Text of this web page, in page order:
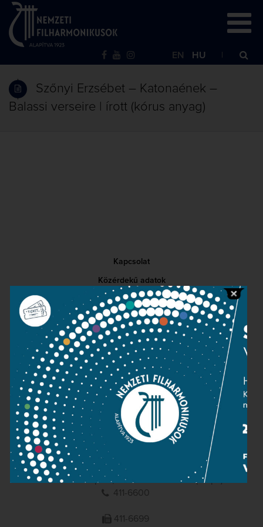
EN HU
Szőnyi Erzsébet – Katonaének –
Balassi verseire | írott (kórus anyag)
Kapcsolat
Közérdekű adatok
Sajtószoba
Adatvédelem
Impresszum
NEMZETI
FILHARMONIKUSOK
1095 Budapest, Komor Marcell u. 1. (Müpa)
411-6600
411-6699